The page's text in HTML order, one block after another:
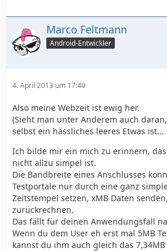
Marco Feltmann
Android-Entwickler
4. April 2013 um 17:40
Also meine Webzeit ist ewig her.
(Sieht man unter Anderem auch
selbst ein hässliches leeres Etwas ist...
Ich bilde mir ein mich zu erinnern,
nicht allzu simpel ist.
Die Bandbreite eines Anschlusses
Testportale nur durch eine ganz
Zeitstempel setzen, xMB Daten
zurückrechnen.
Das fällt für deinen Anwendungsfall
Wenn du dem User eh erst mal 5MB
kannst du ihm auch gleich das